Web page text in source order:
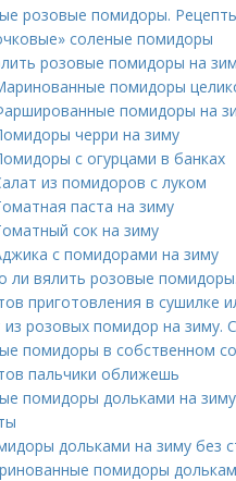
розовые помидоры.
соленые помидоры
розовые помидоры на
помидоры
помидоры на
черри на зиму
с огурцами в банках
из помидоров с луком
паста на зиму
сок на зиму
с помидорами на зиму
ли вялить розовые
приготовления в сушилке
розовых помидор на зиму.
помидоры в собственном
пальчики оближешь
помидоры дольками на
дольками на зиму без
помидоры